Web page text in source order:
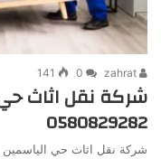
0
141
شركة نقل اثاث حي
0580829282
شركة نقل اثاث حي